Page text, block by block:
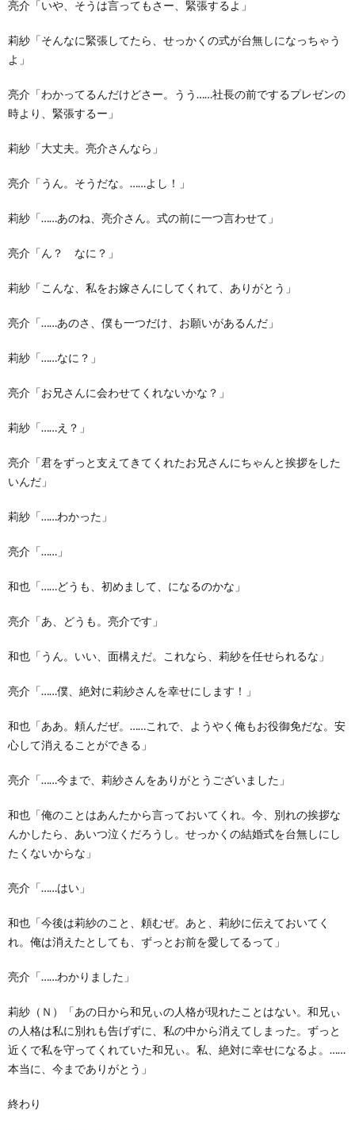
亮介「いや、そうは言ってもさー、緊張するよ」
莉紗「そんなに緊張してたら、せっかくの式が台無しになっちゃう
よ」
亮介「わかってるんだけどさー。うう……社長の前でするプレゼンの
時より、緊張するー」
莉紗「大丈夫。亮介さんなら」
亮介「うん。そうだな。……よし！」
莉紗「……あのね、亮介さん。式の前に一つ言わせて」
亮介「ん？ なに？」
莉紗「こんな、私をお嫁さんにしてくれて、ありがとう」
亮介「……あのさ、僕も一つだけ、お願いがあるんだ」
莉紗「……なに？」
亮介「お兄さんに会わせてくれないかな？」
莉紗「……え？」
亮介「君をずっと支えてきてくれたお兄さんにちゃんと挨拶をした
いんだ」
莉紗「……わかった」
亮介「……」
和也「……どうも、初めまして、になるのかな」
亮介「あ、どうも。亮介です」
和也「うん。いい、面構えだ。これなら、莉紗を任せられるな」
亮介「……僕、絶対に莉紗さんを幸せにします！」
和也「ああ。頼んだぜ。……これで、ようやく俺もお役御免だな。安
心して消えることができる」
亮介「……今まで、莉紗さんをありがとうございました」
和也「俺のことはあんたから言っておいてくれ。今、別れの挨拶な
んかしたら、あいつ泣くだろうし。せっかくの結婚式を台無しにし
たくないからな」
亮介「……はい」
和也「今後は莉紗のこと、頼むぜ。あと、莉紗に伝えておいてく
れ。俺は消えたとしても、ずっとお前を愛してるって」
亮介「……わかりました」
莉紗（Ｎ）「あの日から和兄ぃの人格が現れたことはない。和兄ぃ
の人格は私に別れも告げずに、私の中から消えてしまった。ずっと
近くで私を守ってくれていた和兄ぃ。私、絶対に幸せになるよ。……
本当に、今までありがとう」
終わり